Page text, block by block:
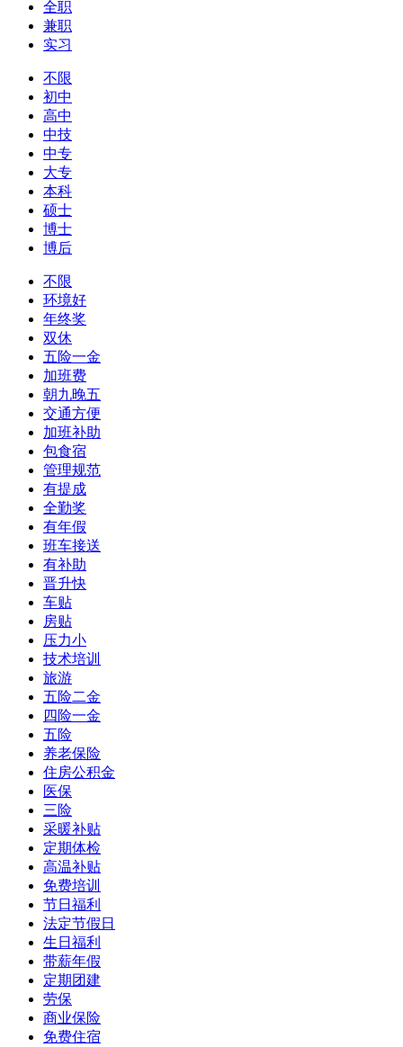
全职
兼职
实习
不限
初中
高中
中技
中专
大专
本科
硕士
博士
博后
不限
环境好
年终奖
双休
五险一金
加班费
朝九晚五
交通方便
加班补助
包食宿
管理规范
有提成
全勤奖
有年假
班车接送
有补助
晋升快
车贴
房贴
压力小
技术培训
旅游
五险二金
四险一金
五险
养老保险
住房公积金
医保
三险
采暖补贴
定期体检
高温补贴
免费培训
节日福利
法定节假日
生日福利
带薪年假
定期团建
劳保
商业保险
免费住宿